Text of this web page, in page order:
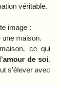
véritable.
image :
maison.
ce qui
l’amour de soi.
s’élever avec